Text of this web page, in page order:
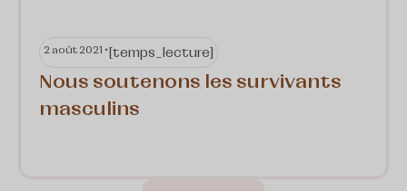
2 août 2021 •[temps_lecture]
Nous soutenons les survivants
masculins